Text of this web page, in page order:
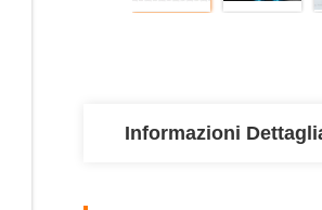
Informazioni